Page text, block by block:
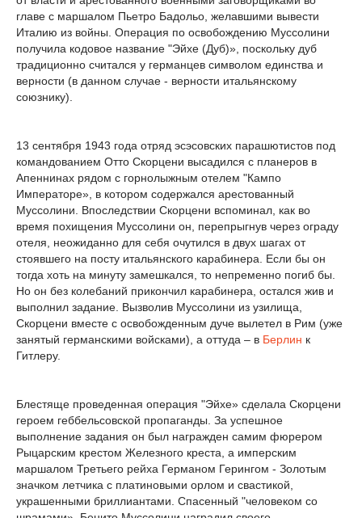
главе с маршалом Пьетро Бадольо, желавшими вывести
Италию из войны. Операция по освобождению Муссолини
получила кодовое название "Эйхе (Дуб)», поскольку дуб
традиционно считался у германцев символом единства и
верности (в данном случае - верности итальянскому
союзнику).
13 сентября 1943 года отряд эсэсовских парашютистов под
командованием Отто Скорцени высадился с планеров в
Апеннинах рядом с горнолыжным отелем "Кампо
Императоре», в котором содержался арестованный
Муссолини. Впоследствии Скорцени вспоминал, как во
время похищения Муссолини он, перепрыгнув через ограду
отеля, неожиданно для себя очутился в двух шагах от
стоявшего на посту итальянского карабинера. Если бы он
тогда хоть на минуту замешкался, то непременно погиб бы.
Но он без колебаний прикончил карабинера, остался жив и
выполнил задание. Вызволив Муссолини из узилища,
Скорцени вместе с освобожденным дуче вылетел в Рим (уже
занятый германскими войсками), а оттуда – в Берлин к
Гитлеру.
Блестяще проведенная операция "Эйхе» сделала Скорцени
героем геббельсовской пропаганды. За успешное
выполнение задания он был награжден самим фюрером
Рыцарским крестом Железного креста, а имперским
маршалом Третьего рейха Германом Герингом - Золотым
значком летчика с платиновыми орлом и свастикой,
украшенными бриллиантами. Спасенный "человеком со